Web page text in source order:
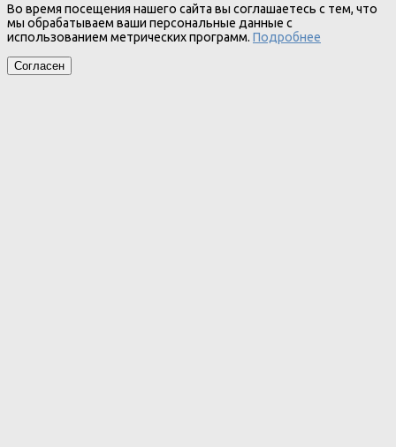
Во время посещения нашего сайта вы соглашаетесь с тем, что
мы обрабатываем ваши персональные данные с
использованием метрических программ. Подробнее
Согласен